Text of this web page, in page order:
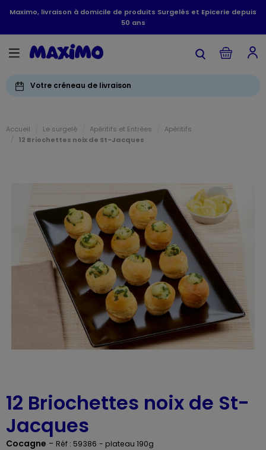
Maximo, livraison à domicile de produits Surgelés et Epicerie depuis
50 ans
Votre créneau de livraison
Accueil Le surgelé Apéritifs et Entrées
Apéritifs
12 Briochettes noix de St-Jacques
12 Briochettes noix de St-
Jacques
Cocagne - Réf : 59386 - plateau 190g